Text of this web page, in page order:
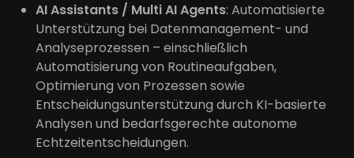
AI Assistants / Multi AI Agents: Automatisierte
Unterstützung bei Datenmanagement- und
Analyseprozessen – einschließlich
Automatisierung von Routineaufgaben,
Optimierung von Prozessen sowie
Entscheidungsunterstützung durch KI-basierte
Analysen und bedarfsgerechte autonome
Echtzeitentscheidungen.